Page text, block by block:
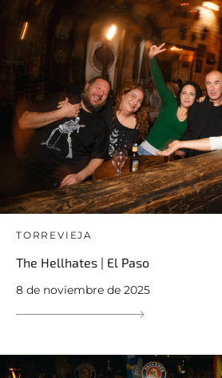
TORREVIEJA
The Hellhates | El Paso
8 de noviembre de 2025